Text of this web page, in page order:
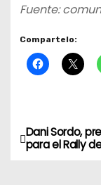
Fuente:
Compartelo:
N
Dani Sordo,
para el Rally